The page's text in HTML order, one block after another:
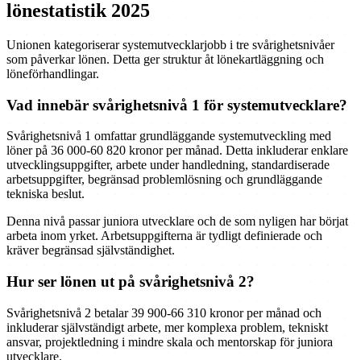
lönestatistik 2025
Unionen kategoriserar systemutvecklarjobb i tre svårighetsnivåer
som påverkar lönen. Detta ger struktur åt lönekartläggning och
löneförhandlingar.
Vad innebär svårighetsnivå 1 för systemutvecklare?
Svårighetsnivå 1 omfattar grundläggande systemutveckling med
löner på 36 000-60 820 kronor per månad. Detta inkluderar enklare
utvecklingsuppgifter, arbete under handledning, standardiserade
arbetsuppgifter, begränsad problemlösning och grundläggande
tekniska beslut.
Denna nivå passar juniora utvecklare och de som nyligen har börjat
arbeta inom yrket. Arbetsuppgifterna är tydligt definierade och
kräver begränsad självständighet.
Hur ser lönen ut på svårighetsnivå 2?
Svårighetsnivå 2 betalar 39 900-66 310 kronor per månad och
inkluderar självständigt arbete, mer komplexa problem, tekniskt
ansvar, projektledning i mindre skala och mentorskap för juniora
utvecklare.